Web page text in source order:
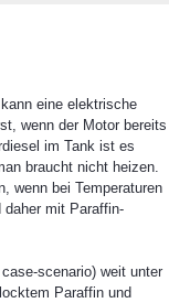
eine elektrische
wenn der Motor bereits
im Tank ist es
braucht nicht heizen.
wenn bei Temperaturen
daher mit Paraffin-
scenario) weit unter
Paraffin und